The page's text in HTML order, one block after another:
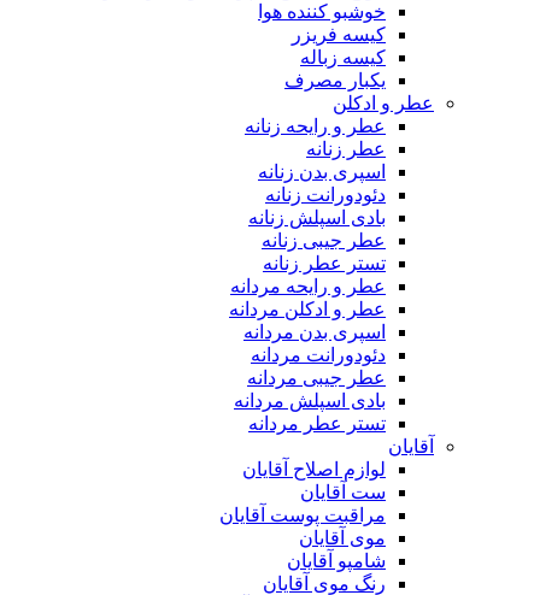
خوشبو کننده هوا
کیسه فریزر
کیسه زباله
یکبار مصرف
عطر و ادکلن
عطر و رایحه زنانه
عطر زنانه
اسپری بدن زنانه
دئودورانت زنانه
بادی اسپلش زنانه
عطر جیبی زنانه
تستر عطر زنانه
عطر و رایحه مردانه
عطر و ادکلن مردانه
اسپری بدن مردانه
دئودورانت مردانه
عطر جیبی مردانه
بادی اسپلش مردانه
تستر عطر مردانه
آقایان
لوازم اصلاح آقایان
ست آقایان
مراقبت پوست آقایان
موی آقایان
شامپو آقایان
رنگ موی آقایان